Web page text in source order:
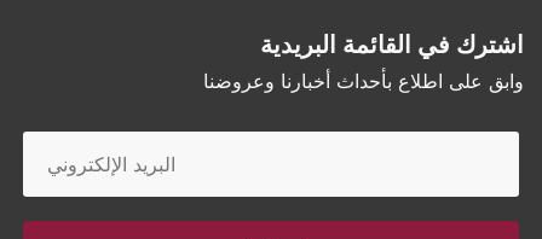
اشترك في القائمة البريدية
وابق على اطلاع بأحداث أخبارنا وعروضنا